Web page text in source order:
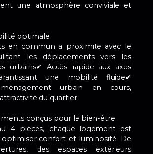
une atmosphère conviviale et
optimale
en commun à proximité avec le
les déplacements vers les
urbains✔ Accès rapide aux axes
une mobilité fluide✔
urbain en cours,
du quartier
conçus pour le bien-être
4 pièces, chaque logement est
confort et luminosité. De
des espaces extérieurs